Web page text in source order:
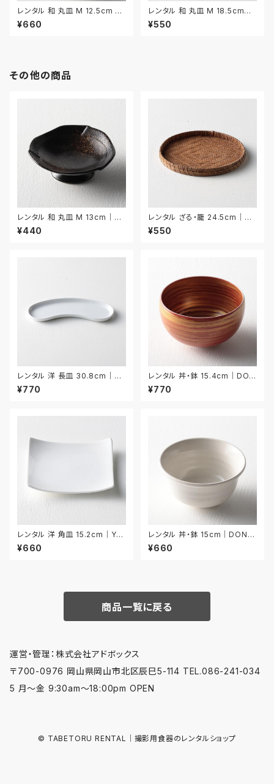
レンタル 和 丸皿 M 12.5cm 2
枚セット｜WMM044
¥660
レンタル 和 丸皿 M 18.5cm｜
WMM045
¥550
その他の商品
レンタル 和 丸皿 M 13cm｜W
MM041
¥440
レンタル ざる・籠 24.5cm｜ZA
R008
¥550
レンタル 洋 長皿 30.8cm｜YN
A008
¥770
レンタル 丼・鉢 15.4cm｜DON
038
¥770
レンタル 洋 角皿 15.2cm｜YK
A020
¥660
レンタル 丼・鉢 15cm｜DON0
33
¥660
商品一覧に戻る
運営・管理：株式会社アドボックス
〒700-0976 岡山県岡山市北区辰巳5-114 TEL.086-241-034
5 月〜金 9:30am〜18:00pm OPEN
© TABETORU RENTAL｜撮影用食器のレンタルショップ